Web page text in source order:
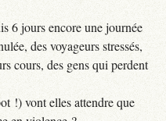
6 jours encore une journée
des voyageurs stressés,
cours, des gens qui perdent
!) vont elles attendre que